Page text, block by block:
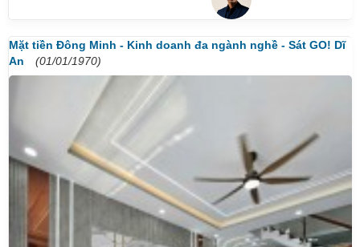
Mặt tiền Đông Minh - Kinh doanh đa ngành nghề - Sát GO! Dĩ
An
(01/01/1970)